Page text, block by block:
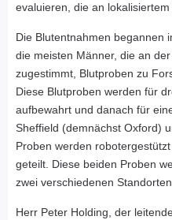
evaluieren, die an
Die Blutentnahmen begannen
die meisten Männer, die an
zugestimmt, Blutproben zu
Diese Blutproben werden für
aufbewahrt und danach für
Sheffield (demnächst Oxford)
Proben werden
geteilt. Diese beiden Proben
zwei verschiedenen
Herr Peter Holding, der